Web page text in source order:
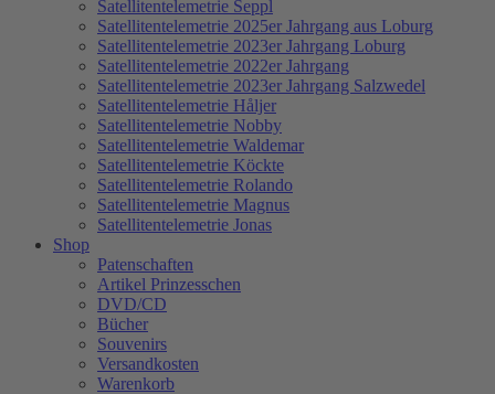
Satellitentelemetrie Seppl
Satellitentelemetrie 2025er Jahrgang aus Loburg
Satellitentelemetrie 2023er Jahrgang Loburg
Satellitentelemetrie 2022er Jahrgang
Satellitentelemetrie 2023er Jahrgang Salzwedel
Satellitentelemetrie Håljer
Satellitentelemetrie Nobby
Satellitentelemetrie Waldemar
Satellitentelemetrie Köckte
Satellitentelemetrie Rolando
Satellitentelemetrie Magnus
Satellitentelemetrie Jonas
Shop
Patenschaften
Artikel Prinzesschen
DVD/CD
Bücher
Souvenirs
Versandkosten
Warenkorb